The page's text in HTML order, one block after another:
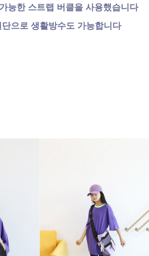
능한 스트랩 버클을 사용했습니다
으로 생활방수도 가능합니다